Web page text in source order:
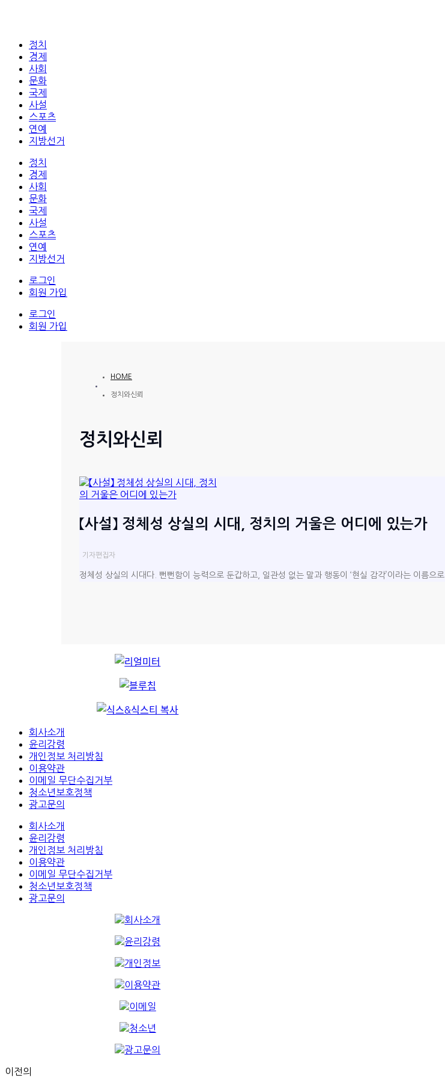
정치
경제
사회
문화
국제
사설
스포츠
연예
지방선거
정치
경제
사회
문화
국제
사설
스포츠
연예
지방선거
로그인
회원 가입
로그인
회원 가입
HOME
정치와신뢰
정치와신뢰
【사설】 정체성 상실의 시대, 정치의 거울은 어디에 있는가
기자편집자
정체성 상실의 시대다. 뻔뻔함이 능력으로 둔갑하고, 일관성 없는 말과 행동이 ‘현실 감각’이라는 이름으로
회사소개
윤리강령
개인정보 처리방침
이용약관
이메일 무단수집거부
청소년보호정책
광고문의
회사소개
윤리강령
개인정보 처리방침
이용약관
이메일 무단수집거부
청소년보호정책
광고문의
이전의